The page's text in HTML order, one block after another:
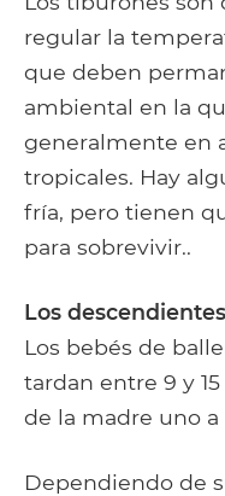
regular la
que deben
ambiental en la
generalmente en
tropicales. Hay
fría, pero tienen
para sobrevivir..
Los
Los bebés de
tardan entre 9 y
de la madre uno a
Dependiendo de